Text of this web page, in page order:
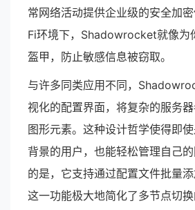
常网络活动提供企业级的安全加
Fi环境下，Shadowrocket就像为
盔甲，防止敏感信息被窃取。
与许多同类应用不同，
视化的配置界面，将复杂的服务
图形元素。这种设计哲学使得即
背景的用户，也能轻松管理自己
的是，它支持通过配置文件批量添
这一功能极大地简化了多节点切